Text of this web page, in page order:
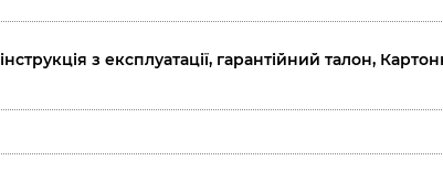
інструкція з експлуатації, гарантійний талон,